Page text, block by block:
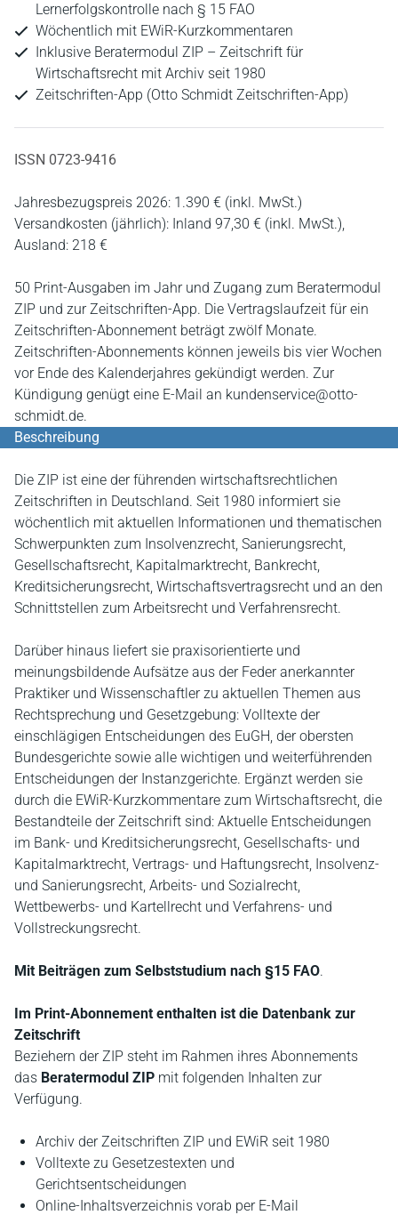
Lernerfolgskontrolle nach § 15 FAO
Wöchentlich mit EWiR-Kurzkommentaren
Inklusive Beratermodul ZIP – Zeitschrift für
Wirtschaftsrecht mit Archiv seit 1980
Zeitschriften-App (Otto Schmidt Zeitschriften-App)
ISSN 0723-9416
Jahresbezugspreis 2026: 1.390 € (inkl. MwSt.)
Versandkosten (jährlich): Inland 97,30 € (inkl. MwSt.),
Ausland: 218 €
50 Print-Ausgaben im Jahr und Zugang zum Beratermodul
ZIP und zur Zeitschriften-App. Die Vertragslaufzeit für ein
Zeitschriften-Abonnement beträgt zwölf Monate.
Zeitschriften-Abonnements können jeweils bis vier Wochen
vor Ende des Kalenderjahres gekündigt werden. Zur
Kündigung genügt eine E-Mail an kundenservice@otto-
schmidt.de.
Beschreibung
Die ZIP ist eine der führenden wirtschaftsrechtlichen
Zeitschriften in Deutschland. Seit 1980 informiert sie
wöchentlich mit aktuellen Informationen und thematischen
Schwerpunkten zum Insolvenzrecht, Sanierungsrecht,
Gesellschaftsrecht, Kapitalmarktrecht, Bankrecht,
Kreditsicherungsrecht, Wirtschaftsvertragsrecht und an den
Schnittstellen zum Arbeitsrecht und Verfahrensrecht.
Darüber hinaus liefert sie praxisorientierte und
meinungsbildende Aufsätze aus der Feder anerkannter
Praktiker und Wissenschaftler zu aktuellen Themen aus
Rechtsprechung und Gesetzgebung: Volltexte der
einschlägigen Entscheidungen des EuGH, der obersten
Bundesgerichte sowie alle wichtigen und weiterführenden
Entscheidungen der Instanzgerichte. Ergänzt werden sie
durch die EWiR-Kurzkommentare zum Wirtschaftsrecht, die
Bestandteile der Zeitschrift sind: Aktuelle Entscheidungen
im Bank- und Kreditsicherungsrecht, Gesellschafts- und
Kapitalmarktrecht, Vertrags- und Haftungsrecht, Insolvenz-
und Sanierungsrecht, Arbeits- und Sozialrecht,
Wettbewerbs- und Kartellrecht und Verfahrens- und
Vollstreckungsrecht.
Mit Beiträgen zum Selbststudium nach §15 FAO.
Im Print-Abonnement enthalten ist die Datenbank zur
Zeitschrift
Beziehern der ZIP steht im Rahmen ihres Abonnements
das Beratermodul ZIP mit folgenden Inhalten zur
Verfügung.
Archiv der Zeitschriften ZIP und EWiR seit 1980
Volltexte zu Gesetzestexten und
Gerichtsentscheidungen
Online-Inhaltsverzeichnis vorab per E-Mail